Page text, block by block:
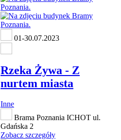
01-30.07.2023
Rzeka Żywa - Z
nurtem miasta
Inne
Brama Poznania ICHOT ul.
Gdańska 2
Zobacz szczegóły